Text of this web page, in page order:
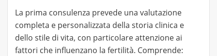
La prima consulenza prevede una valutazione
completa e personalizzata della storia clinica e
dello stile di vita, con particolare attenzione ai
fattori che influenzano la fertilità. Comprende: